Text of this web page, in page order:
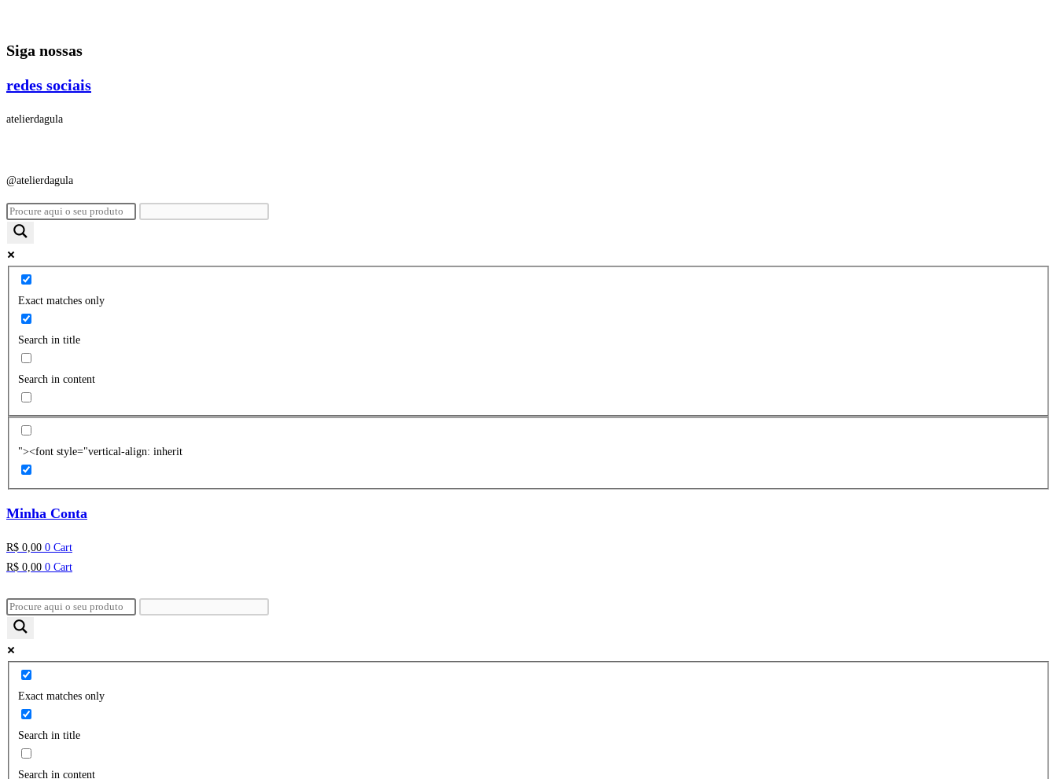
o
Siga nossas
redes sociais
atelierdagula
@atelierdagula
Exact matches only
Search in title
Search in content
"><font style="vertical-align: inherit
Minha Conta
R$ 0,00 0 Cart
R$ 0,00 0 Cart
Exact matches only
Search in title
Search in content